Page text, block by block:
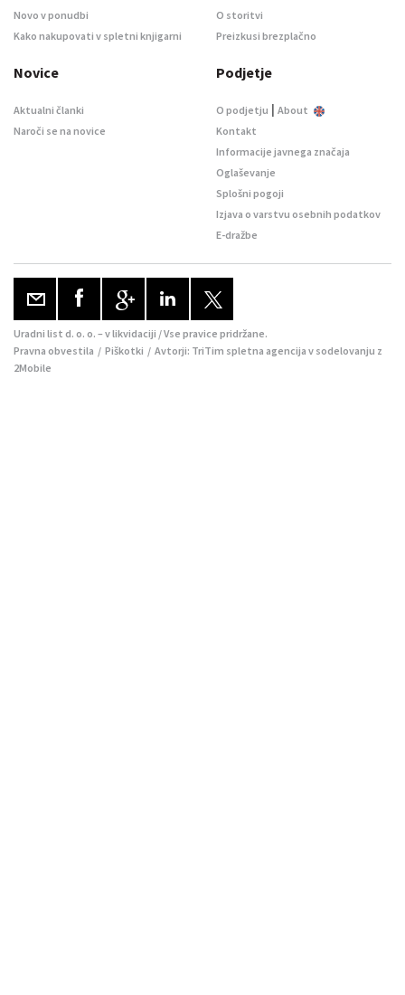
Novo v ponudbi
Kako nakupovati v spletni knjigarni
O storitvi
Preizkusi brezplačno
Novice
Aktualni članki
Naroči se na novice
Podjetje
O podjetju | About
Kontakt
Informacije javnega značaja
Oglaševanje
Splošni pogoji
Izjava o varstvu osebnih podatkov
E-dražbe
Uradni list d. o. o. – v likvidaciji / Vse pravice pridržane.
Pravna obvestila / Piškotki / Avtorji: TriTim spletna agencija v sodelovanju z
2Mobile